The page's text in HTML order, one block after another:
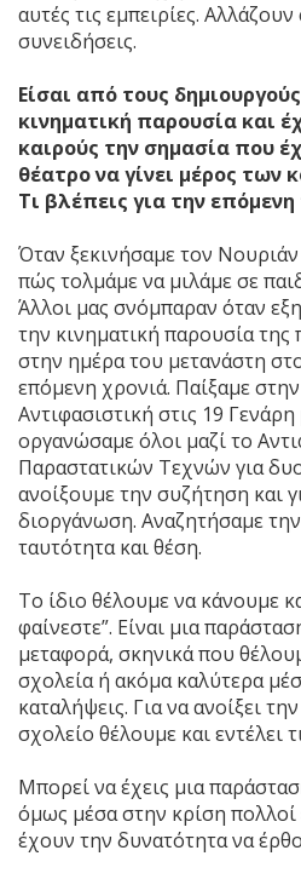
αυτές τις εμπειρίες.
συνειδήσεις.
Είσαι από τους
κινηματική παρουσία και
καιρούς την σημασία που
θέατρο να γίνει μέρος των
Τι βλέπεις για την
Όταν ξεκινήσαμε τον
πώς τολμάμε να μιλάμε σε
Άλλοι μας σνόμπαραν όταν
την κινηματική παρουσία
στην ημέρα του μετανάστη
επόμενη χρονιά. Παίξαμε
Αντιφασιστική στις 19
οργανώσαμε όλοι μαζί το
Παραστατικών Τεχνών για
ανοίξουμε την συζήτηση και
διοργάνωση. Αναζητήσαμε
ταυτότητα και θέση.
Το ίδιο θέλουμε να κάνουμε
φαίνεστε”. Είναι μια
μεταφορά, σκηνικά που
σχολεία ή ακόμα καλύτερα
καταλήψεις. Για να ανοίξει
σχολείο θέλουμε και εντέλει
Μπορεί να έχεις μια
όμως μέσα στην κρίση πολλοί
έχουν την δυνατότητα να